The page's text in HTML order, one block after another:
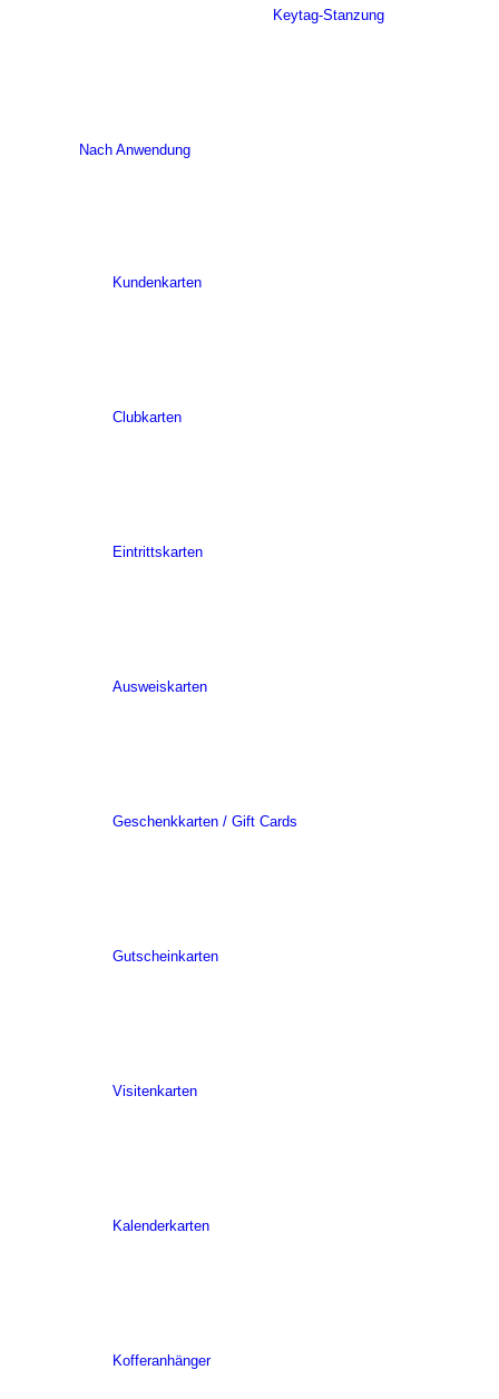
Keytag-Stanzung
Nach Anwendung
Kundenkarten
Clubkarten
Eintrittskarten
Ausweiskarten
Geschenkkarten / Gift Cards
Gutscheinkarten
Visitenkarten
Kalenderkarten
Kofferanhänger